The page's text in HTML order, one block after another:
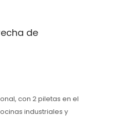
de
con 2 piletas en el
industriales y